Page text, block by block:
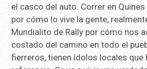
el casco del auto. Correr en
por cómo lo vive la gente,
Mundialito de Rally por cómo nos
costado del camino en todo el
fierreros, tienen ídolos locales que